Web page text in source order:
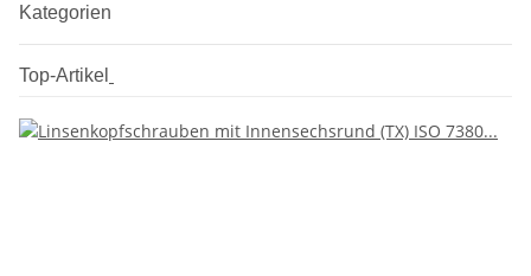
Kategorien
Top-Artikel